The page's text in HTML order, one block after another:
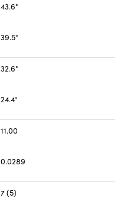
43.6°
39.5°
32.6°
24.4°
11.00
0.0289
7 (5)